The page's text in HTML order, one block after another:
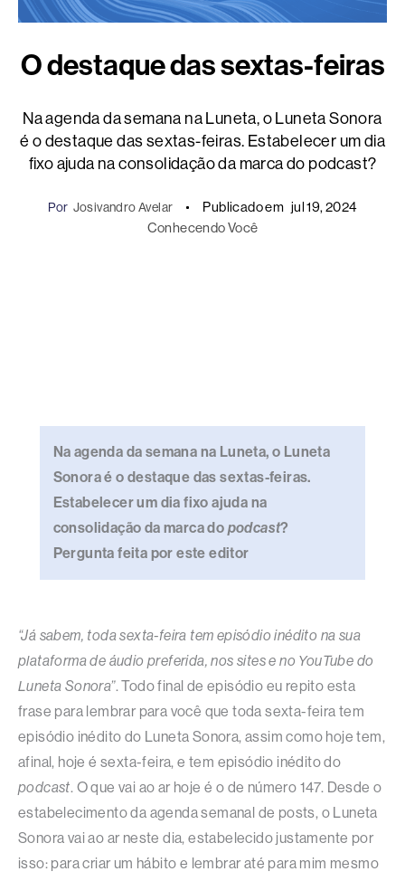
O destaque das sextas-feiras
Na agenda da semana na Luneta, o Luneta Sonora
é o destaque das sextas-feiras. Estabelecer um dia
fixo ajuda na consolidação da marca do podcast?
Por Josivandro Avelar Publicado em jul 19, 2024
Conhecendo Você
Na agenda da semana na Luneta, o Luneta
Sonora é o destaque das sextas-feiras.
Estabelecer um dia fixo ajuda na
consolidação da marca do podcast?
Pergunta feita por este editor
“Já sabem, toda sexta-feira tem episódio inédito na sua
plataforma de áudio preferida, nos sites e no YouTube do
Luneta Sonora”. Todo final de episódio eu repito esta
frase para lembrar para você que toda sexta-feira tem
episódio inédito do Luneta Sonora, assim como hoje tem,
afinal, hoje é sexta-feira, e tem episódio inédito do
podcast. O que vai ao ar hoje é o de número 147. Desde o
estabelecimento da agenda semanal de posts, o Luneta
Sonora vai ao ar neste dia, estabelecido justamente por
isso: para criar um hábito e lembrar até para mim mesmo